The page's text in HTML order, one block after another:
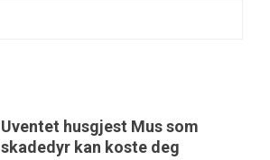
Uventet husgjest Mus som
skadedyr kan koste deg